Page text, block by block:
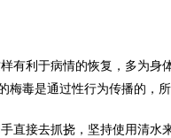
有利于病情的恢复，多为身
毒是通过性行为传播的，
直接去抓挠，坚持使用清水